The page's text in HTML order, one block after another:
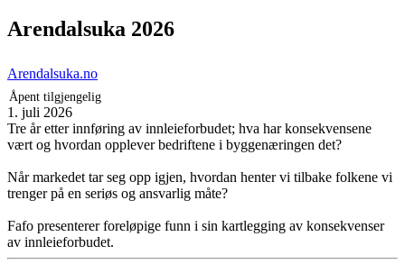
Arendalsuka 2026
Arendalsuka.no
Åpent tilgjengelig
1. juli 2026
Tre år etter innføring av innleieforbudet; hva har konsekvensene
vært og hvordan opplever bedriftene i byggenæringen det?
Når markedet tar seg opp igjen, hvordan henter vi tilbake folkene vi
trenger på en seriøs og ansvarlig måte?
Fafo presenterer foreløpige funn i sin kartlegging av konsekvenser
av innleieforbudet.